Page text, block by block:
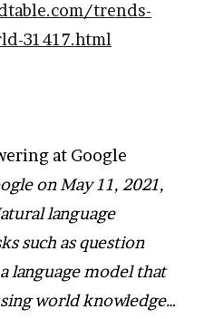
trends-
31417.html
at Google
on May 11, 2021,
language
such as question
language model that
world knowledge…